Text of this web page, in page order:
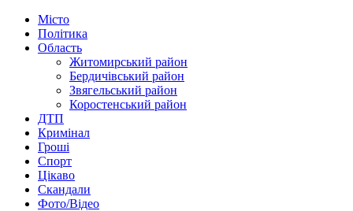
Місто
Політика
Область
Житомирський район
Бердичівський район
Звягельський район
Коростенський район
ДТП
Кримінал
Гроші
Спорт
Цікаво
Скандали
Фото/Відео